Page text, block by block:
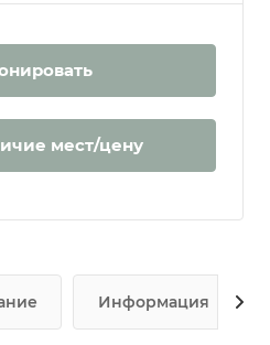
мест/цену
Информация